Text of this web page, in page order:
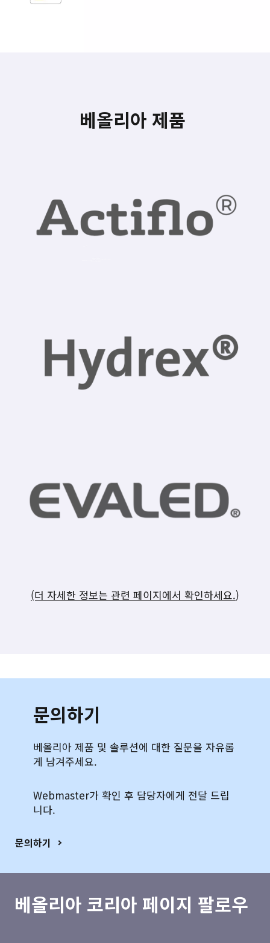
베올리아 제품
(더 자세한 정보는 관련 페이지에서 확인하세요.)
문의하기
베올리아 제품 및 솔루션에 대한 질문을 자유롭
게 남겨주세요.
Webmaster가 확인 후 담당자에게 전달 드립
니다.
문의하기
베올리아 코리아 페이지 팔로우